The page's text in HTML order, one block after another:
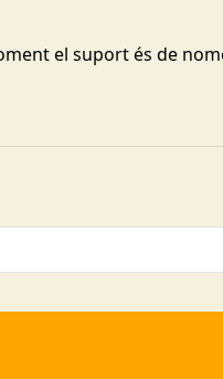
el suport és de